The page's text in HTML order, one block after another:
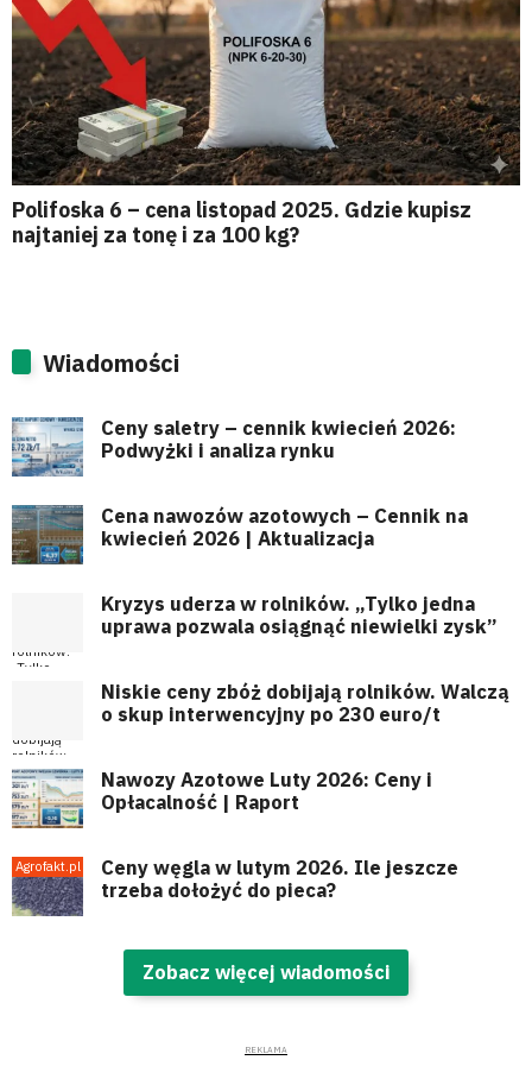
Polifoska 6 – cena listopad 2025. Gdzie kupisz
najtaniej za tonę i za 100 kg?
Wiadomości
Ceny saletry – cennik kwiecień 2026:
Podwyżki i analiza rynku
Cena nawozów azotowych – Cennik na
kwiecień 2026 | Aktualizacja
Kryzys uderza w rolników. „Tylko jedna
uprawa pozwala osiągnąć niewielki zysk”
Niskie ceny zbóż dobijają rolników. Walczą
o skup interwencyjny po 230 euro/t
Nawozy Azotowe Luty 2026: Ceny i
Opłacalność | Raport
Ceny węgla w lutym 2026. Ile jeszcze
trzeba dołożyć do pieca?
Zobacz więcej wiadomości